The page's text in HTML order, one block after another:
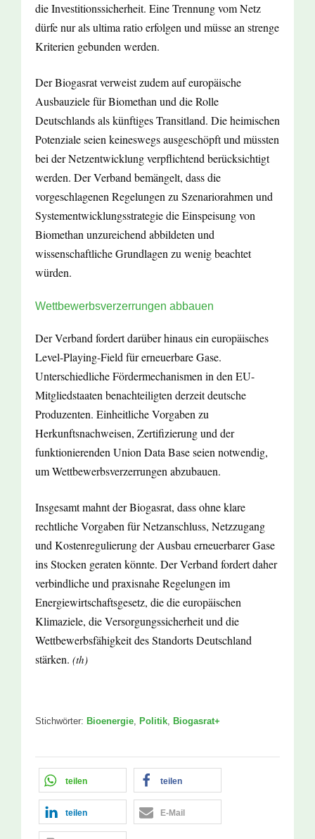
die Investitionssicherheit. Eine Trennung vom Netz
dürfe nur als ultima ratio erfolgen und müsse an strenge
Kriterien gebunden werden.
Der Biogasrat verweist zudem auf europäische
Ausbauziele für Biomethan und die Rolle
Deutschlands als künftiges Transitland. Die heimischen
Potenziale seien keineswegs ausgeschöpft und müssten
bei der Netzentwicklung verpflichtend berücksichtigt
werden. Der Verband bemängelt, dass die
vorgeschlagenen Regelungen zu Szenariorahmen und
Systementwicklungsstrategie die Einspeisung von
Biomethan unzureichend abbildeten und
wissenschaftliche Grundlagen zu wenig beachtet
würden.
Wettbewerbsverzerrungen abbauen
Der Verband fordert darüber hinaus ein europäisches
Level-Playing-Field für erneuerbare Gase.
Unterschiedliche Fördermechanismen in den EU-
Mitgliedstaaten benachteiligten derzeit deutsche
Produzenten. Einheitliche Vorgaben zu
Herkunftsnachweisen, Zertifizierung und der
funktionierenden Union Data Base seien notwendig,
um Wettbewerbsverzerrungen abzubauen.
Insgesamt mahnt der Biogasrat, dass ohne klare
rechtliche Vorgaben für Netzanschluss, Netzzugang
und Kostenregulierung der Ausbau erneuerbarer Gase
ins Stocken geraten könnte. Der Verband fordert daher
verbindliche und praxisnahe Regelungen im
Energiewirtschaftsgesetz, die die europäischen
Klimaziele, die Versorgungssicherheit und die
Wettbewerbsfähigkeit des Standorts Deutschland
stärken. (th)
Stichwörter: Bioenergie, Politik, Biogasrat+
teilen teilen
teilen E-Mail